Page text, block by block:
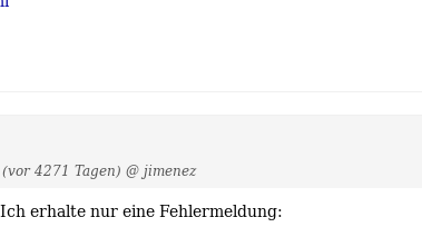
(vor 4271 Tagen) @ jimenez
erhalte nur eine Fehlermeldung: